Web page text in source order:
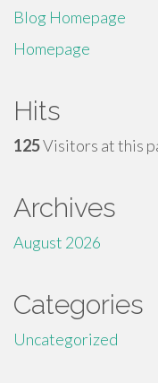
Blog Homepage
Homepage
Hits
125Visitors at this
Archives
August 2026
Categories
Uncategorized